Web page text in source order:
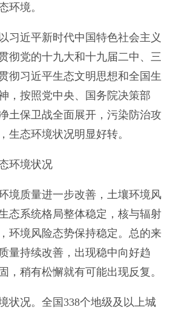
环境。
近平新时代中国特色社会主义
彻党的十九大和十九届二中、三
彻习近平生态文明思想和全国生
，按照党中央、国务院决策部
土保卫战全面展开，污染防治攻
生态环境状况明显好转。
环境状况
质量进一步改善，土壤环境风
态系统格局整体稳定，核与辐射
环境风险态势保持稳定。总的来
量持续改善，出现稳中向好趋
，稍有松懈就有可能出现反复。
况。全国338个地级及以上城